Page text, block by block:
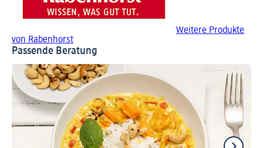
Weitere Produkte
von Rabenhorst
Passende Beratung